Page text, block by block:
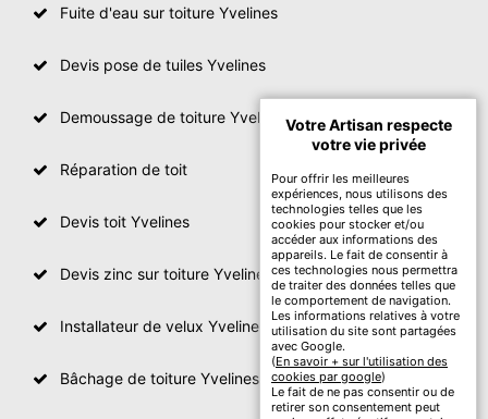
Fuite d'eau sur toiture Yvelines
Devis pose de tuiles Yvelines
Demoussage de toiture Yvelines
Réparation de toit
Devis toit Yvelines
Devis zinc sur toiture Yvelines
Installateur de velux Yvelines
Bâchage de toiture Yvelines
Votre Artisan respecte
votre vie privée
Pour offrir les meilleures
expériences, nous utilisons des
technologies telles que les
cookies pour stocker et/ou
accéder aux informations des
appareils. Le fait de consentir à
ces technologies nous permettra
de traiter des données telles que
le comportement de navigation.
Les informations relatives à votre
utilisation du site sont partagées
avec Google.
(En savoir + sur l'utilisation des
cookies par google)
Le fait de ne pas consentir ou de
retirer son consentement peut